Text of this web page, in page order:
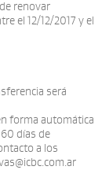
renovar
el 12/12/2017 y el
será
forma automática
días de
a los